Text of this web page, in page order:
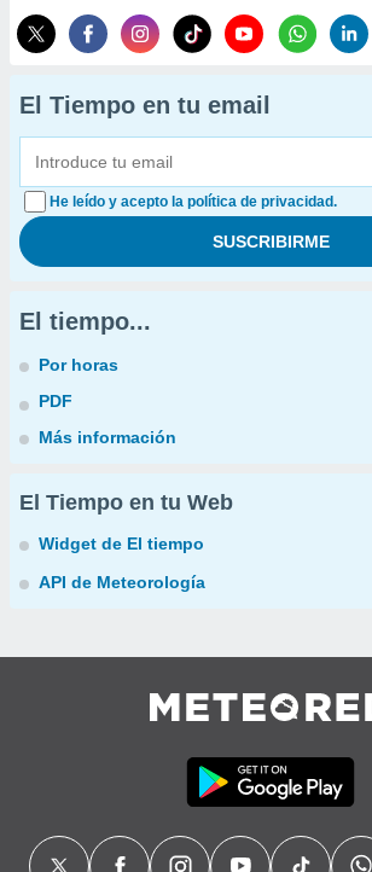
El Tiempo en tu email
He leído y acepto la política de privacidad.
El tiempo...
Por horas
PDF
Más información
El Tiempo en tu Web
Widget de El tiempo
API de Meteorología